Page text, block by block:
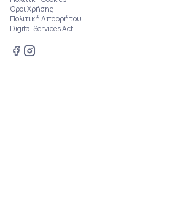
Όροι Χρήσης
Πολιτική Απορρήτου
Digital Services Act